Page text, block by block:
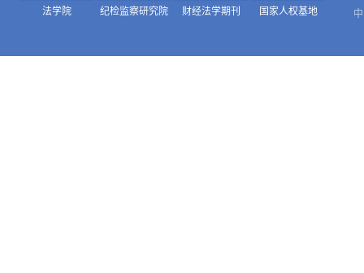
法学院 纪检监察研究院 财经法学期刊 国家人权基地